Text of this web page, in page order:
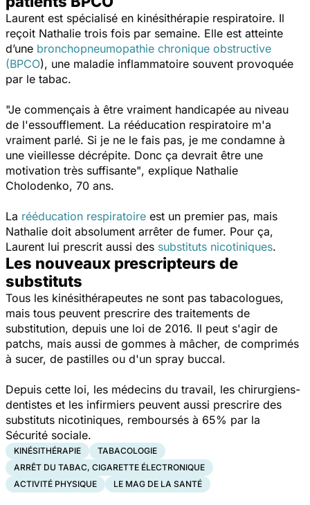
Laurent est spécialisé en kinésithérapie respiratoire. Il
reçoit Nathalie trois fois par semaine. Elle est atteinte
d’une bronchopneumopathie chronique obstructive
(BPCO), une maladie inflammatoire souvent provoquée
par le tabac.
"Je commençais à être vraiment handicapée au niveau
de l'essoufflement. La rééducation respiratoire m'a
vraiment parlé. Si je ne le fais pas, je me condamne à
une vieillesse décrépite. Donc ça devrait être une
motivation très suffisante", explique Nathalie
Cholodenko, 70 ans.
La rééducation respiratoire est un premier pas, mais
Nathalie doit absolument arrêter de fumer. Pour ça,
Laurent lui prescrit aussi des substituts nicotiniques.
Les nouveaux prescripteurs de
substituts
Tous les kinésithérapeutes ne sont pas tabacologues,
mais tous peuvent prescrire des traitements de
substitution, depuis une loi de 2016. Il peut s'agir de
patchs, mais aussi de gommes à mâcher, de comprimés
à sucer, de pastilles ou d'un spray buccal.
Depuis cette loi, les médecins du travail, les chirurgiens-
dentistes et les infirmiers peuvent aussi prescrire des
substituts nicotiniques, remboursés à 65% par la
Sécurité sociale.
KINÉSITHÉRAPIE
TABACOLOGIE
ARRÊT DU TABAC, CIGARETTE ÉLECTRONIQUE
ACTIVITÉ PHYSIQUE
LE MAG DE LA SANTÉ